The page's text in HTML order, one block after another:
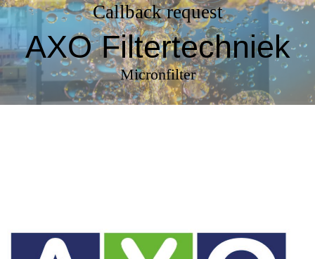
Callback request
AXO Filtertechniek
Micronfilter